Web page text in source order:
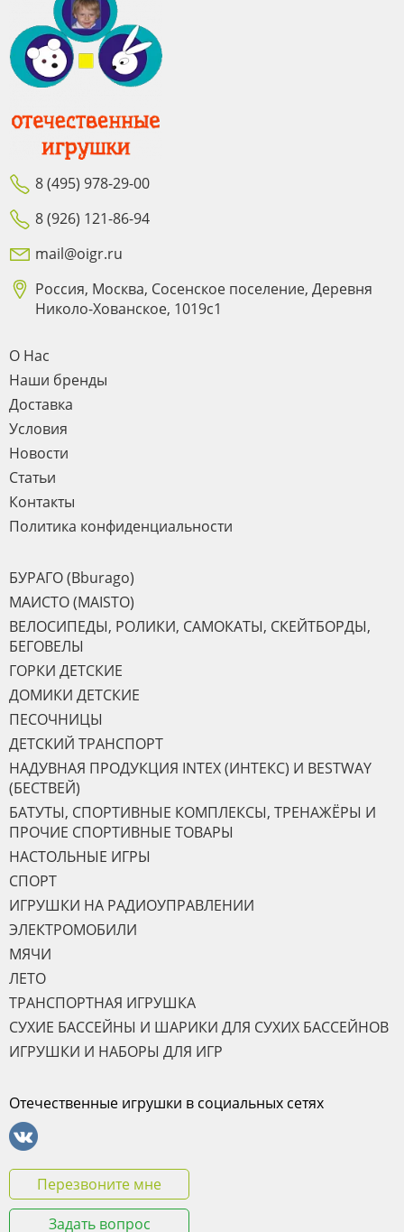
8 (495) 978-29-00
8 (926) 121-86-94
mail@oigr.ru
Россия, Москва, Сосенское поселение, Деревня
Николо-Хованское, 1019с1
О Нас
Наши бренды
Доставка
Условия
Новости
Статьи
Контакты
Политика конфиденциальности
БУРАГО (Bburago)
МАИСТО (MAISTO)
ВЕЛОСИПЕДЫ, РОЛИКИ, САМОКАТЫ, СКЕЙТБОРДЫ,
БЕГОВЕЛЫ
ГОРКИ ДЕТСКИЕ
ДОМИКИ ДЕТСКИЕ
ПЕСОЧНИЦЫ
ДЕТСКИЙ ТРАНСПОРТ
НАДУВНАЯ ПРОДУКЦИЯ INTEX (ИНТЕКС) И BESTWAY
(БЕСТВЕЙ)
БАТУТЫ, СПОРТИВНЫЕ КОМПЛЕКСЫ, ТРЕНАЖЁРЫ И
ПРОЧИЕ СПОРТИВНЫЕ ТОВАРЫ
НАСТОЛЬНЫЕ ИГРЫ
СПОРТ
ИГРУШКИ НА РАДИОУПРАВЛЕНИИ
ЭЛЕКТРОМОБИЛИ
МЯЧИ
ЛЕТО
ТРАНСПОРТНАЯ ИГРУШКА
СУХИЕ БАССЕЙНЫ И ШАРИКИ ДЛЯ СУХИХ БАССЕЙНОВ
ИГРУШКИ И НАБОРЫ ДЛЯ ИГР
Отечественные игрушки в социальных сетях
Перезвоните мне
Задать вопрос